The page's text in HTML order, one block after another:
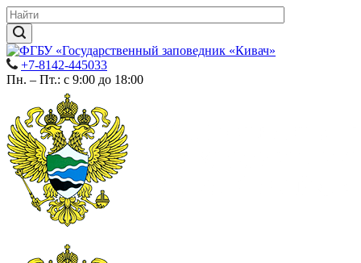
+7-8142-445033
Пн. – Пт.: с 9:00 до 18:00